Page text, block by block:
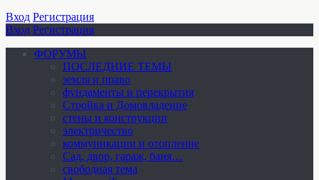
Вход Регистрация
Вход Регистрация
ФОРУМЫ
ПОСЛЕДНИЕ ТЕМЫ
земля и право
фундаменты и перекрытия
Стройка и Домовладение
стены и конструкции
электричество
коммуникации и отопление
Cад, двор, гараж, баня…
свободная тема